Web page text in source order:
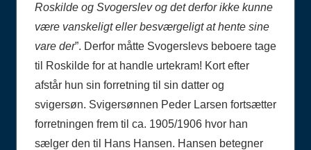
Roskilde og Svogerslev og det derfor ikke kunne
være vanskeligt eller besværgeligt at hente sine
vare der”. Derfor måtte Svogerslevs beboere tage
til Roskilde for at handle urtekram! Kort efter
afstår hun sin forretning til sin datter og
svigersøn. Svigersønnen Peder Larsen fortsætter
forretningen frem til ca. 1905/1906 hvor han
sælger den til Hans Hansen. Hansen betegner